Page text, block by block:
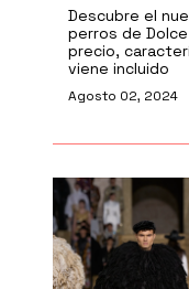
Descubre el
perros de
precio,
viene incluido
Agosto 02, 2024